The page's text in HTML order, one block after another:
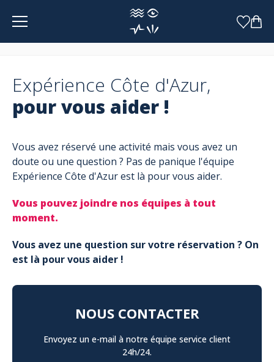
Panneau de gestion des cookies
Expérience Côte d'Azur,
pour vous aider !
Vous avez réservé une activité mais vous avez un
doute ou une question ? Pas de panique l'équipe
Expérience Côte d'Azur est là pour vous aider.
Vous pouvez joindre nos équipes à tout
moment.
Vous avez une question sur votre réservation ? On
est là pour vous aider !
NOUS CONTACTER
Envoyez un e-mail à notre équipe service client
24h/24.